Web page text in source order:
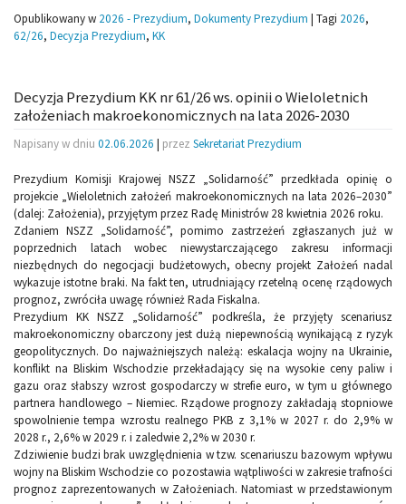
Opublikowany w 2026 - Prezydium, Dokumenty Prezydium | Tagi 2026,
62/26, Decyzja Prezydium, KK
Decyzja Prezydium KK nr 61/26 ws. opinii o Wieloletnich
założeniach makroekonomicznych na lata 2026-2030
Napisany w dniu 02.06.2026 | przez Sekretariat Prezydium
Prezydium Komisji Krajowej NSZZ „Solidarność” przedkłada opinię o
projekcie „Wieloletnich założeń makroekonomicznych na lata 2026–2030”
(dalej: Założenia), przyjętym przez Radę Ministrów 28 kwietnia 2026 roku.
Zdaniem NSZZ „Solidarność”, pomimo zastrzeżeń zgłaszanych już w
poprzednich latach wobec niewystarczającego zakresu informacji
niezbędnych do negocjacji budżetowych, obecny projekt Założeń nadal
wykazuje istotne braki. Na fakt ten, utrudniający rzetelną ocenę rządowych
prognoz, zwróciła uwagę również Rada Fiskalna.
Prezydium KK NSZZ „Solidarność” podkreśla, że przyjęty scenariusz
makroekonomiczny obarczony jest dużą niepewnością wynikającą z ryzyk
geopolitycznych. Do najważniejszych należą: eskalacja wojny na Ukrainie,
konflikt na Bliskim Wschodzie przekładający się na wysokie ceny paliw i
gazu oraz słabszy wzrost gospodarczy w strefie euro, w tym u głównego
partnera handlowego – Niemiec. Rządowe prognozy zakładają stopniowe
spowolnienie tempa wzrostu realnego PKB z 3,1% w 2027 r. do 2,9% w
2028 r., 2,6% w 2029 r. i zaledwie 2,2% w 2030 r.
Zdziwienie budzi brak uwzględnienia w tzw. scenariuszu bazowym wpływu
wojny na Bliskim Wschodzie co pozostawia wątpliwości w zakresie trafności
prognoz zaprezentowanych w Założeniach. Natomiast w przedstawionym